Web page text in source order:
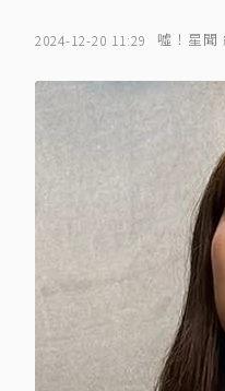
2024-12-20 11:29 噓！星聞